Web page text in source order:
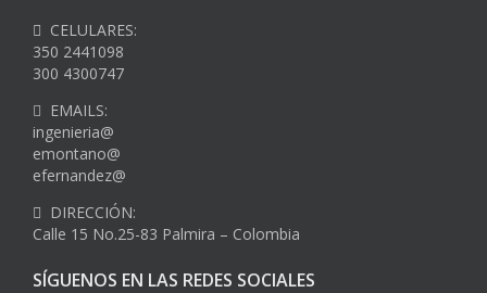
CELULARES:
350 2441098
300 4300747
EMAILS:
ingenieria@
emontano@
efernandez@
DIRECCIÓN:
Calle 15 No.25-83 Palmira – Colombia
SÍGUENOS EN LAS REDES SOCIALES